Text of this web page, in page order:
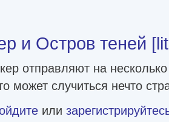
и Остров теней
отправляют на несколько
может случиться нечто
Паркер и Остров теней [litres]
или